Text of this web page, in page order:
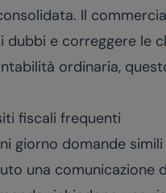
Il
dubbi e correggere le
ordinaria,
fiscali frequenti
giorno domande
una comunicazione